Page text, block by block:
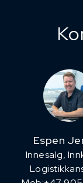
Espen
Innesalg,